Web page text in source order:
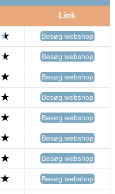
Link
Besøg webshop
Besøg webshop
Besøg webshop
Besøg webshop
Besøg webshop
Besøg webshop
Besøg webshop
Besøg webshop